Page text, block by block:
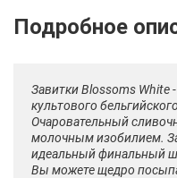
Описание Отзывы
Завитки Blossoms White
культового
Очаровательный
молочным изобилием.
идеальный финальный
Вы можете щедро